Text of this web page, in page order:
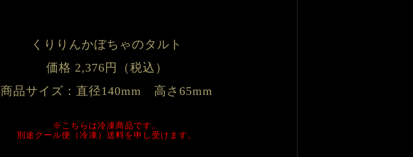
くりりんかぼちゃのタルト
価格 2,376円（税込）
商品サイズ：直径140mm 高さ65mm
※こちらは冷凍商品です。
別途クール便（冷凍）送料を申し受けます。